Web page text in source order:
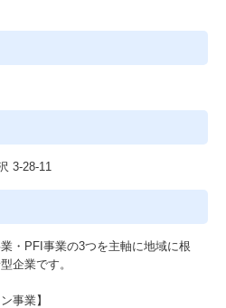
3-28-11
・PFI事業の3つを主軸に地域に根
企業です。
事業】